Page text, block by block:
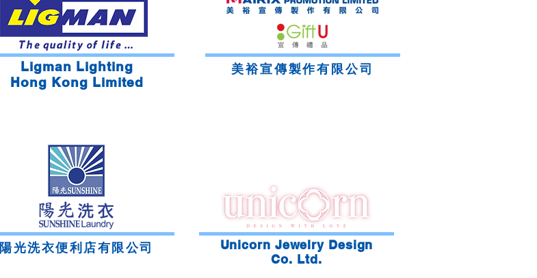
Ligman Lighting
Hong Kong Limited
美裕宣傳製作有限公司
​陽光洗衣便利店有限公司
Unicorn Jewelry Design
Co. Ltd.